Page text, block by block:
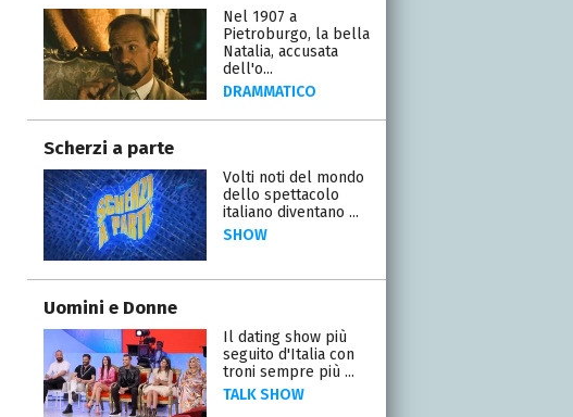
Nel 1907 a
Pietroburgo, la bella
Natalia, accusata
dell'o...
DRAMMATICO
Scherzi a parte
Volti noti del mondo
dello spettacolo
italiano diventano ...
SHOW
Uomini e Donne
Il dating show più
seguito d'Italia con
troni sempre più ...
TALK SHOW